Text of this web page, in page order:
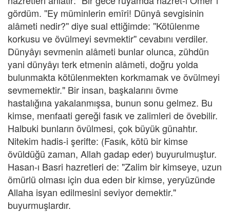
gördüm. ''Ey müminlerin emîri! Dünyâ sevgisinin
alâmeti nedir?'' diye sual ettiğimde: ''Kötülenme
korkusu ve övülmeyi sevmektir'' cevabını verdiler.
Dünyâyı sevmenin alâmeti bunlar olunca, zühdün
yani dünyâyı terk etmenin alâmeti, doğru yolda
bulunmakta kötülenmekten korkmamak ve övülmeyi
sevmemektir." Bir insan, başkalarını övme
hastalığına yakalanmışsa, bunun sonu gelmez. Bu
kimse, menfaati gereği fasık ve zalimleri de övebilir.
Halbuki bunların övülmesi, çok büyük günahtır.
Nitekim hadis-i şerifte: (Fasık, kötü bir kimse
övüldüğü zaman, Allah gadap eder) buyurulmuştur.
Hasan-ı Basri hazretleri de: "Zalim bir kimseye, uzun
ömürlü olması için dua eden bir kimse, yeryüzünde
Allaha isyan edilmesini seviyor demektir."
buyurmuşlardır.